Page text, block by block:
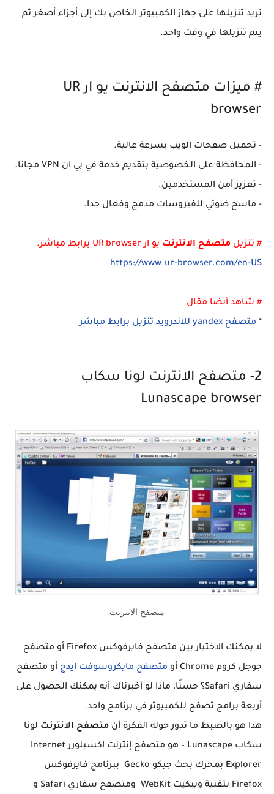
تريد تنزيلها على جهاز الكمبيوتر الخاص بك إلى أجزاء أصغر ثم
يتم تنزيلها في وقت واحد.
# ميزات متصفح الانترنت يو ار UR
browser
- تحميل صفحات الويب بسرعة عالية.
- المحافظة على الخصوصية بتقديم خدمة في بي ان VPN مجانا.
- تعزيز أمن المستخدمين.
- ماسح ضوئي للفيروسات مدمج وفعال جدا.
# تنزيل متصفح الانترنت يو ار UR browser برابط مباشر.
https://www.ur-browser.com/en-US
# شاهد أيضا مقال
* متصفح yandex للاندرويد تنزيل برابط مباشر
2- متصفح الانترنت لونا سكاب
Lunascape browser
متصفح الانترنت
لا يمكنك الاختيار بين متصفح فايرفوكس Firefox أو متصفح
جوجل كروم Chrome أو
متصفح مايكروسوفت ايدج أو متصفح
سفاري Safari؟ حسنًا، ماذا لو أخبرناك أنه يمكنك الحصول على
أربعة برامج تصفح للكمبيوتر في برنامج واحد.
هذا هو بالضبط ما تدور حوله الفكرة أن متصفح الانترنت لونا
سكاب Lunascape – هو متصفح إنترنت اكسبلورر Internet
Explorer بمحرك بحث جيكو Gecko ببرنامج فايرفوكس
Firefox بتقنية ويبكيت WebKit ومتصفح سفاري Safari و